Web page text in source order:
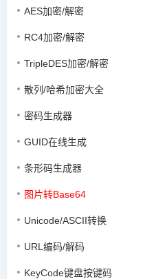
AES加密/解密
RC4加密/解密
TripleDES加密/解密
散列/哈希加密大全
密码生成器
GUID在线生成
条形码生成器
图片转Base64
Unicode/ASCII转换
URL编码/解码
KeyCode键盘按键码